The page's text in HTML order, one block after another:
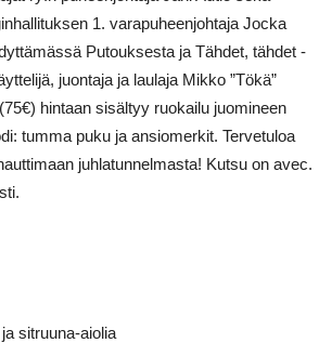
1. varapuheenjohtaja Jocka
Putouksesta ja Tähdet, tähdet -
juontaja ja laulaja Mikko ”Tökä”
hintaan sisältyy ruokailu juomineen
tumma puku ja ansiomerkit. Tervetuloa
juhlatunnelmasta! Kutsu on avec.
sitruuna-aiolia